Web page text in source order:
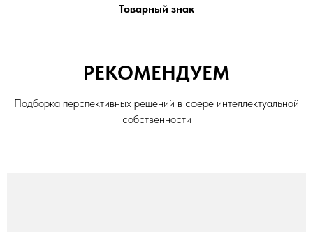
Товарный знак
РЕКОМЕНДУЕМ
Подборка перспективных решений в сфере интеллектуальной
собственности